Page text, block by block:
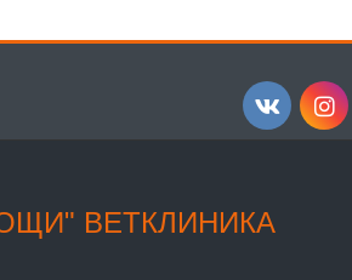
ВЕТКЛИНИКА